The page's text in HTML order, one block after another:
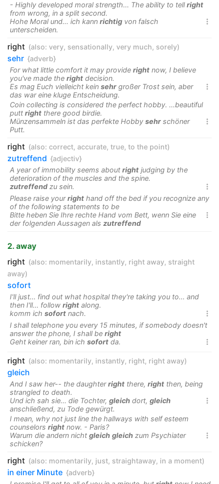
- Highly developed moral strength... The ability to tellright
from wrong, in a split second.

Hohe Moral und... ich kann richtig von falsch
unterscheiden.
right (also: very, sensationally, very much, sorely)
sehr {adverb}
For what little comfort it may provide right now, I believe
you've made the right decision.

Es mag Euch vielleicht kein sehrgroßer Trost sein, aber
das war eine kluge Entscheidung.
Coin collecting is considered the perfect hobby. ...beautiful
putt right there good birdie.

Münzensammeln ist das perfekte Hobby sehrschöner
Putt.
right (also: correct, accurate, true, to the point)
zutreffend {adjectiv}
A year of immobility seems about right judging by the
deterioration of the muscles and the spine.

zutreffend zu sein.
Please raise yourright hand off the bed if you recognize any
of the following statements to be

Bitte heben Sie Ihre rechte Hand vom Bett, wenn Sie eine
der folgenden Aussagen als zutreffend
2. away
right (also: momentarily, instantly, right away, straight
away)
sofort
I'll just... find out what hospital they're taking you to... and
then I'll... follow right along.

komm ich sofort nach.
I shall telephone you every 15 minutes, if somebody doesn't
answer the phone, I shall be right

Geht keiner ran, bin ich sofort da.
right (also: momentarily, instantly, right, right away)
gleich
And I saw her-- the daughterright there, right then, being
strangled to death.

Und ich sah sie... die Tochter, gleich dort, gleich
anschließend, zu Tode gewürgt.
I mean, why not just line the hallways with self esteem
counselors right now. - Paris?

Warum die andern nicht gleich gleich zum Psychiater
schicken?
right (also: momentarily, just, straightaway, in a moment)
in einer Minute {adverb}